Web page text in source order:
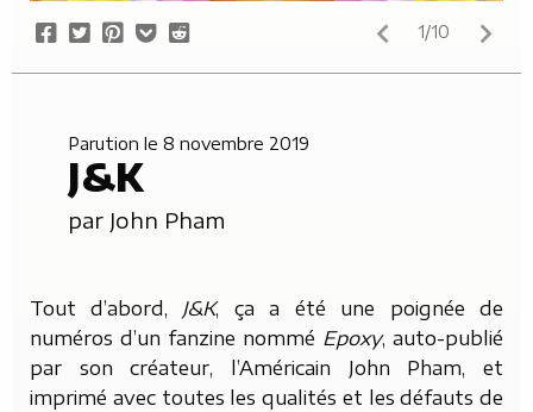
Share
on
Tweet
Pin
it
Add
to
Submit
to
1/10
Parution le 8 novembre 2019
J&K
par John Pham
Tout d’abord, J&K, ça a été une poignée de
numéros d’un fanzine nommé Epoxy, auto-publié
par son créateur, l’Américain John Pham, et
imprimé avec toutes les qualités et les défauts de